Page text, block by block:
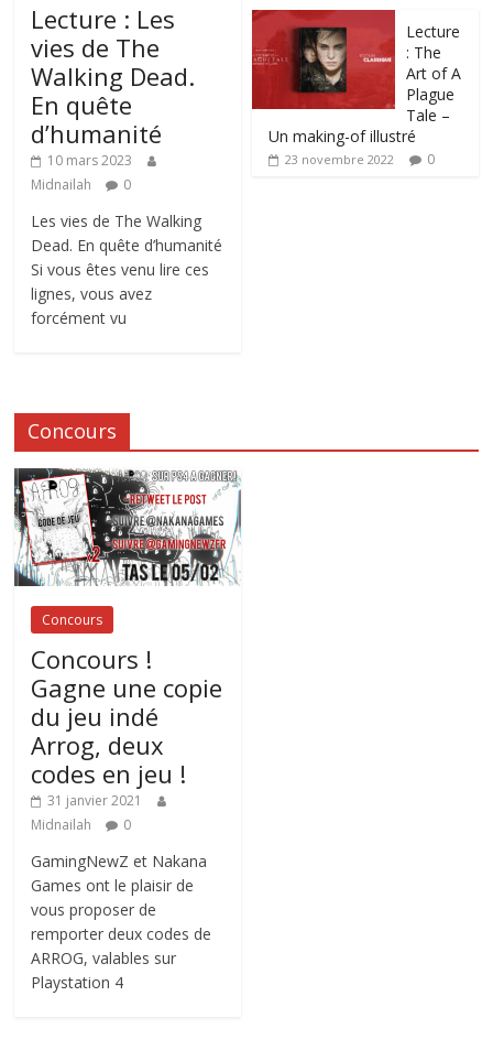
Lecture : Les
vies de The
Walking Dead.
En quête
d’humanité
10 mars 2023
Midnailah
0
Les vies de The Walking
Dead. En quête d’humanité
Si vous êtes venu lire ces
lignes, vous avez
forcément vu
Lecture
: The
Art of A
Plague
Tale –
Un making-of illustré
23 novembre 2022 0
Concours
Concours
Concours !
Gagne une copie
du jeu indé
Arrog, deux
codes en jeu !
31 janvier 2021
Midnailah
0
GamingNewZ et Nakana
Games ont le plaisir de
vous proposer de
remporter deux codes de
ARROG, valables sur
Playstation 4